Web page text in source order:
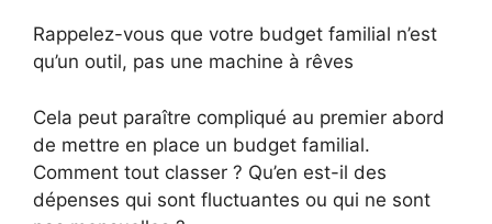
Rappelez-vous que votre budget familial n’est
qu’un outil, pas une machine à rêves
Cela peut paraître compliqué au premier abord
de mettre en place un budget familial.
Comment tout classer ? Qu’en est-il des
dépenses qui sont fluctuantes ou qui ne sont